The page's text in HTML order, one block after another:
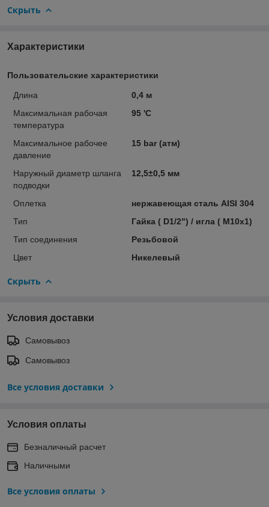
Скрыть
Характеристики
Пользовательские характеристики
Длина
0,4 м
Максимальная рабочая
температура
95 'С
Максимальное рабочее
давление
15 bar (атм)
Наружный диаметр шланга
подводки
12,5±0,5 мм
Оплетка
нержавеющая сталь AISI 304
Тип
Гайка ( D1/2") / игла ( М10х1)
Тип соединения
Резьбовой
Цвет
Никелевый
Скрыть
Условия доставки
Самовывоз
Самовывоз
Все условия доставки
Условия оплаты
Безналичный расчет
Наличными
Все условия оплаты